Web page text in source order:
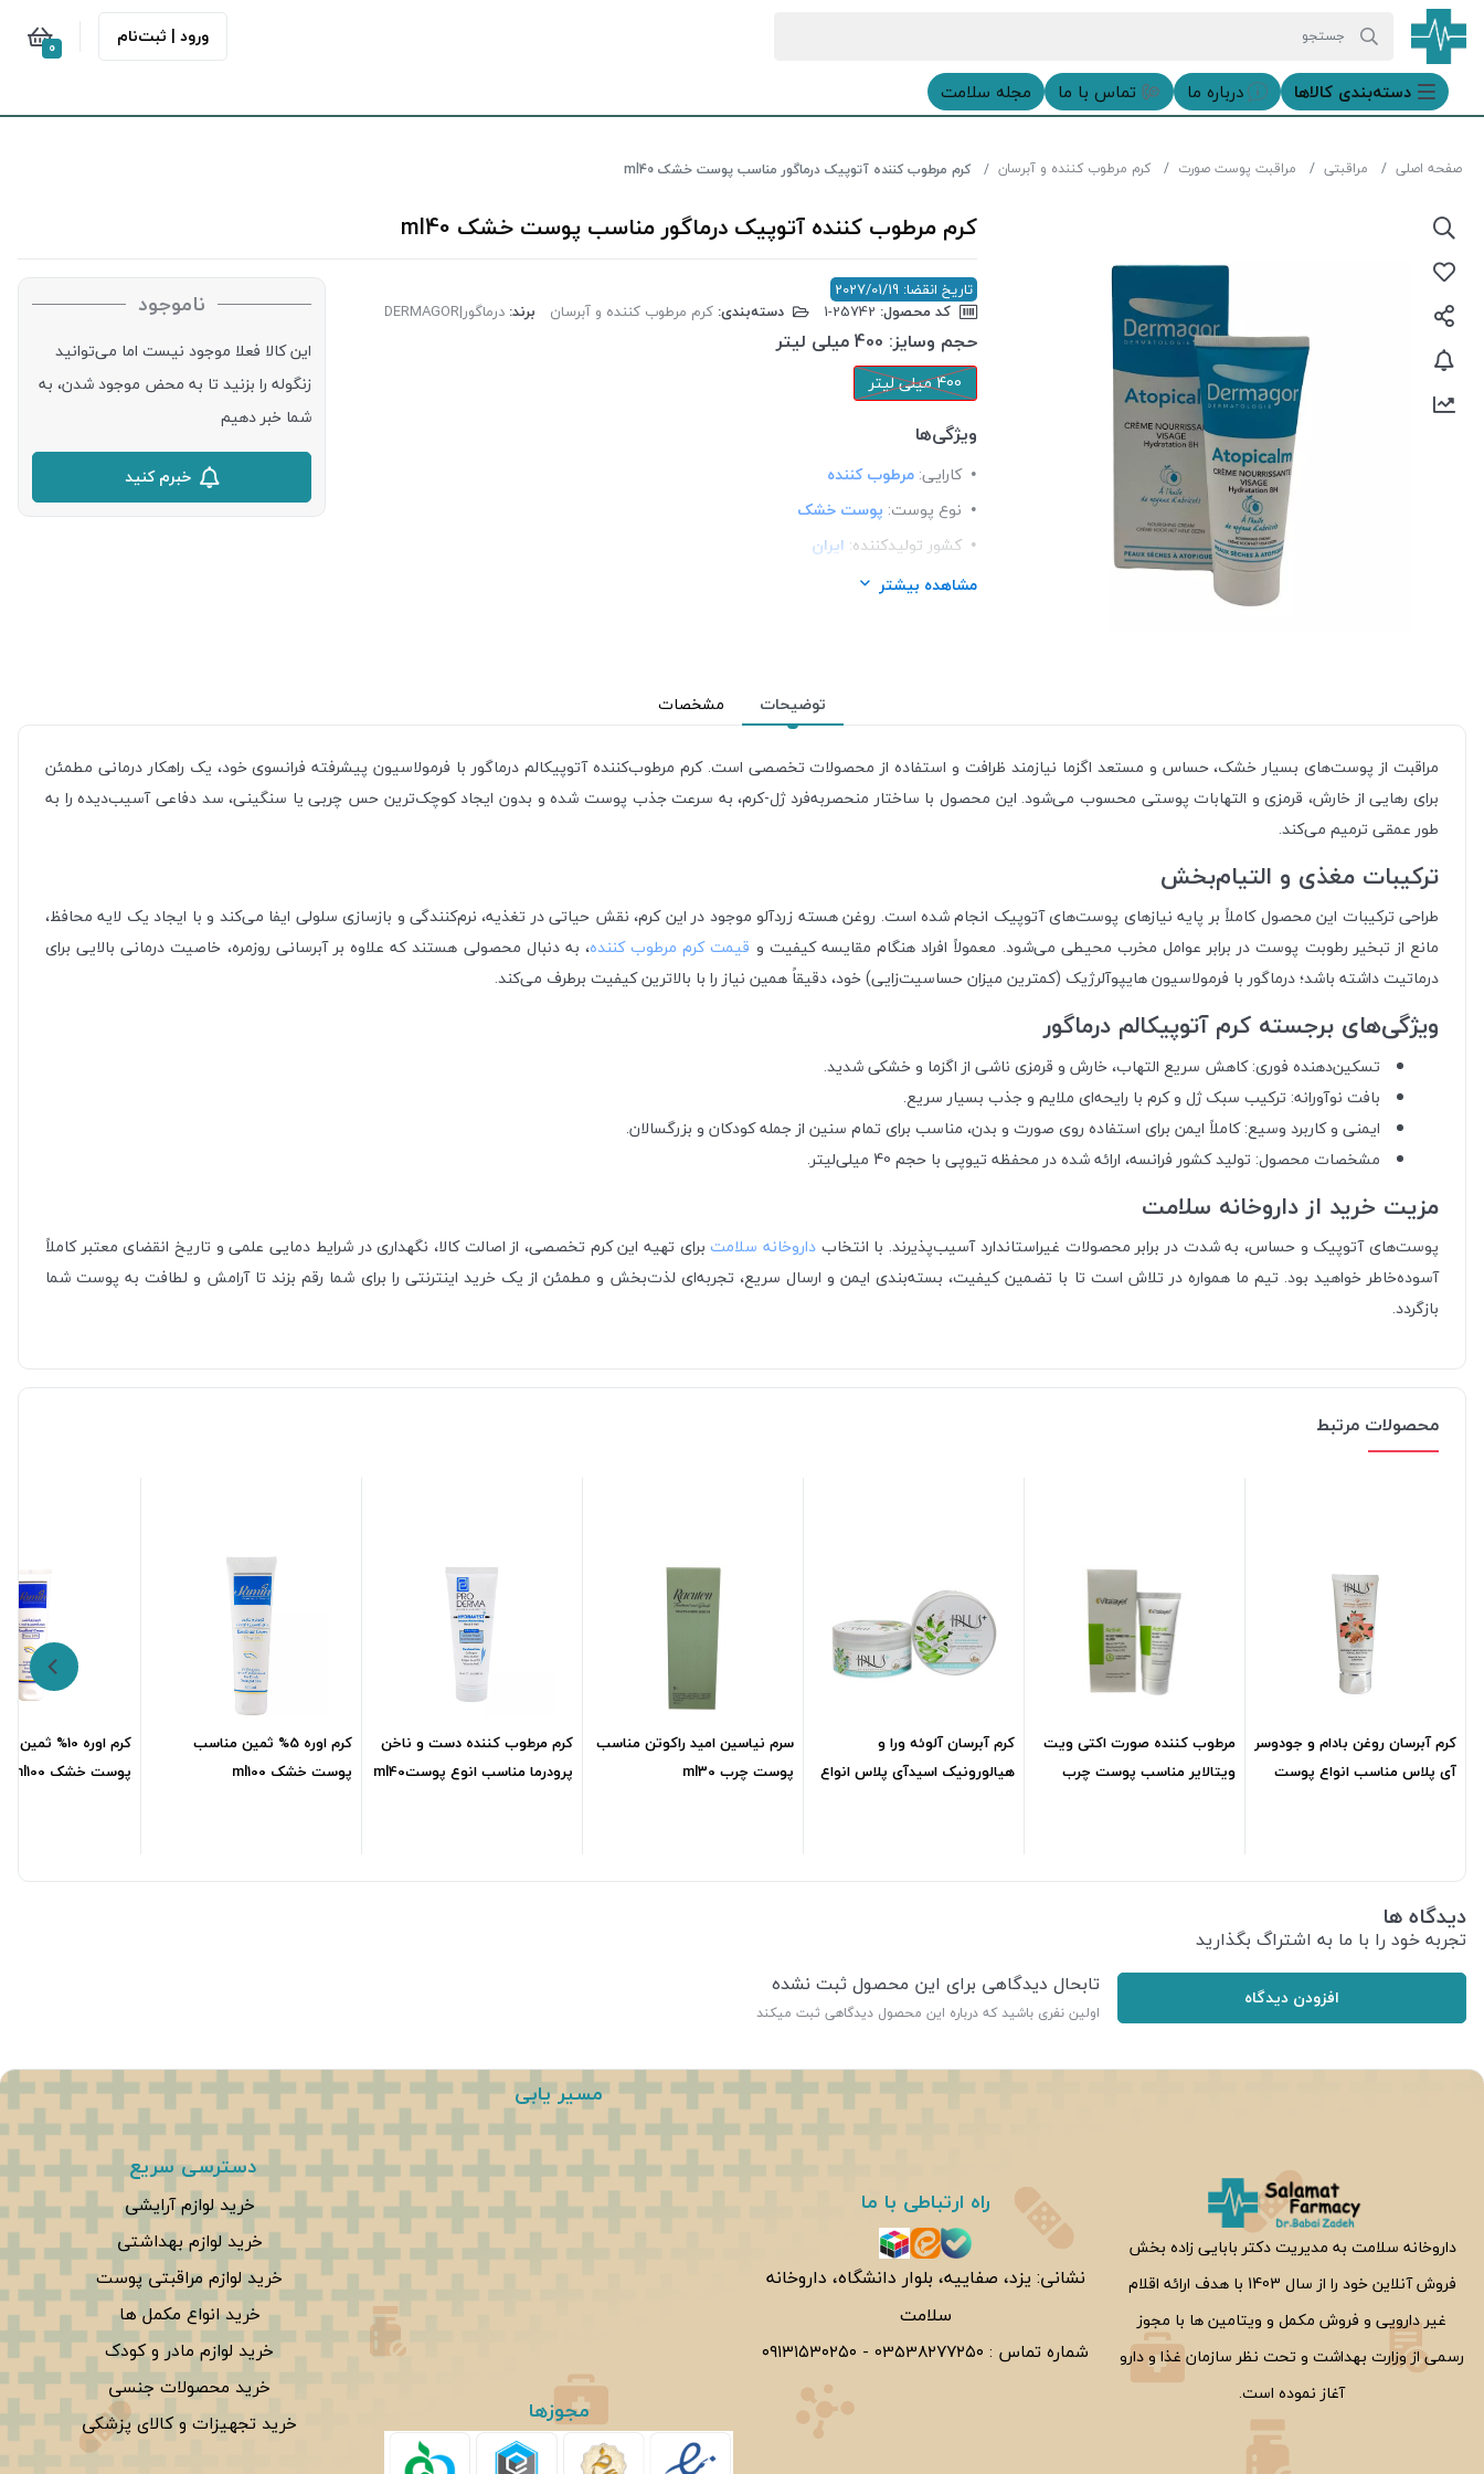
ورود | ثبت‌نام 0
دسته‌بندی‌ کالاها درباره ما تماس با ما مجله سلامت
صفحه اصلی مراقبتی مراقبت پوست صورت کرم مرطوب کننده و آبرسان کرم مرطوب کننده آتوپیک درماگور مناسب پوست خشک ml40
کرم مرطوب کننده آتوپیک درماگور مناسب پوست خشک ml40
تاریخ انقضا: 2027/01/19
کد محصول:
دسته‌بندی: کرم مرطوب کننده و آبرسان برند: درماگور|DERMAGOR
حجم وسایز: 400 میلی لیتر
400 میلی لیتر
ویژگی‌ها
کارایی: مرطوب کننده
نوع پوست: پوست خشک
کشور تولید‎کننده:
ایران
فرم محصول: کرم مشاهده بیشتر
ناموجود
این کالا فعلا موجود نیست اما می‌توانید
زنگوله را بزنید تا به محض موجود شدن، به
شما خبر دهیم
خبرم کنید
توضیحات مشخصات
مراقبت از پوست‌های بسیار خشک، حساس و مستعد اگزما نیازمند ظرافت و استفاده از محصولات تخصصی است. کرم مرطوب‌کننده آتوپیکالم درماگور با فرمولاسیون پیشرفته فرانسوی خود، یک راهکار درمانی مطمئن
برای رهایی از خارش، قرمزی و التهابات پوستی محسوب می‌شود. این محصول با ساختار منحصر‌به‌فرد ژل-کرم، به سرعت جذب پوست شده و بدون ایجاد کوچک‌ترین حس چربی یا سنگینی، سد دفاعی آسیب‌دیده را به
طور عمقی ترمیم می‌کند.
ترکیبات مغذی و التیام‌بخش
طراحی ترکیبات این محصول کاملاً بر پایه نیازهای پوست‌های آتوپیک انجام شده است. روغن هسته زردآلو موجود در این کرم، نقش حیاتی در تغذیه، نرم‌کنندگی و بازسازی سلولی ایفا می‌کند و با ایجاد یک لایه محافظ،
مانع از تبخیر رطوبت پوست در برابر عوامل مخرب محیطی می‌شود. معمولاً افراد هنگام مقایسه کیفیت و قیمت کرم مرطوب کننده، به دنبال محصولی هستند که علاوه بر آبرسانی روزمره، خاصیت درمانی بالایی برای
درماتیت داشته باشد؛ درماگور با فرمولاسیون هایپوآلرژیک (کمترین میزان حساسیت‌زایی) خود، دقیقاً همین نیاز را با بالاترین کیفیت برطرف می‌کند.
ویژگی‌های برجسته کرم آتوپیکالم درماگور
تسکین‌دهنده فوری: کاهش سریع التهاب، خارش و قرمزی ناشی از اگزما و خشکی شدید.
بافت نوآورانه: ترکیب سبک ژل و کرم با رایحه‌ای ملایم و جذب بسیار سریع.
ایمنی و کاربرد وسیع: کاملاً ایمن برای استفاده روی صورت و بدن، مناسب برای تمام سنین از جمله کودکان و بزرگسالان.
مشخصات محصول: تولید کشور فرانسه، ارائه شده در محفظه تیوپی با حجم 40 میلی‌لیتر.
مزیت خرید از داروخانه سلامت
پوست‌های آتوپیک و حساس، به شدت در برابر محصولات غیراستاندارد آسیب‌پذیرند. با انتخاب داروخانه سلامت برای تهیه این کرم تخصصی، از اصالت کالا، نگهداری در شرایط دمایی علمی و تاریخ انقضای معتبر کاملاً
آسوده‌خاطر خواهید بود. تیم ما همواره در تلاش است تا با تضمین کیفیت، بسته‌بندی ایمن و ارسال سریع، تجربه‌ای لذت‌بخش و مطمئن از یک خرید اینترنتی را برای شما رقم بزند تا آرامش و لطافت به پوست شما
بازگردد.
محصولات مرتبط
کرم آبرسان روغن بادام و جودوسر
آی پلاس مناسب انواع پوست
مرطوب کننده صورت اکتی ویت
ویتالایر مناسب پوست چرب
کرم آبرسان آلوئه ورا و
هیالورونیک اسیدآی پلاس انواع
سرم نیاسین امید راکوتن مناسب
پوست چرب ml30
کرم مرطوب کننده دست و ناخن
پرودرما مناسب انوع پوستml40
کرم اوره 5% ثمین مناسب
پوست خشک ml100
کرم اوره 10%
پوست خشک ml100
دیدگاه ها
تجربه خود را با ما به اشتراگ بگذارید
افزودن دیدگاه تابحال دیدگاهی برای این محصول ثبت نشده
اولین نفری باشید که درباره این محصول دیدگاهی ثبت میکند
داروخانه سلامت به مدیریت دکتر بابایی زاده بخش
فروش آنلاین خود را از سال 1403 با هدف ارائه اقلام
غیر دارویی و فروش مکمل و ویتامین ها با مجوز
رسمی از وزارت بهداشت و تحت نظر سازمان غذا و دارو
آغاز نموده است.
راه ارتباطی با ما
نشانی: یزد، صفاییه، بلوار دانشگاه، داروخانه
سلامت
شماره تماس : 0353۸۲۷۷۲۵۰ - ۰۹۱۳۱۵۳۰۲۵۰
مسیر یابی
مجوزها
دسترسی سریع
خرید لوازم آرایشی
خرید لوازم بهداشتی
خرید لوازم مراقبتی پوست
خرید انواع مکمل ها
خرید لوازم مادر و کودک
خرید محصولات جنسی
خرید تجهیزات و کالای پزشکی